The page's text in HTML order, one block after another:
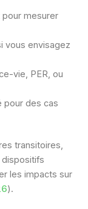
mesurer
vous envisagez
vie, PER, ou
pour des cas
transitoires,
les impacts sur
).